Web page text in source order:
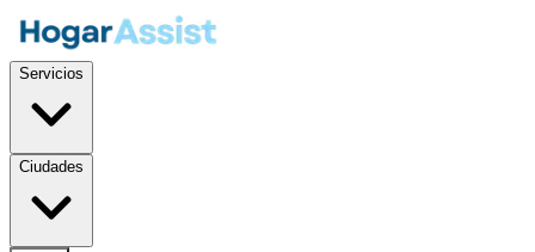
Servicios
Ciudades